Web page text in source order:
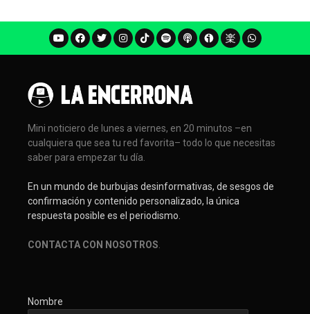
Mini noticiero de lunes a viernes, en 20 minutos –en
cualquiera que sea tu red favorita– todo lo que necesitas
saber para empezar tu día.
En un mundo de burbujas desinformativas, de sesgos de
confirmación y contenido personalizado, la única
respuesta posible es el periodismo.
CONTACTA CON NOSOTROS
Nombre